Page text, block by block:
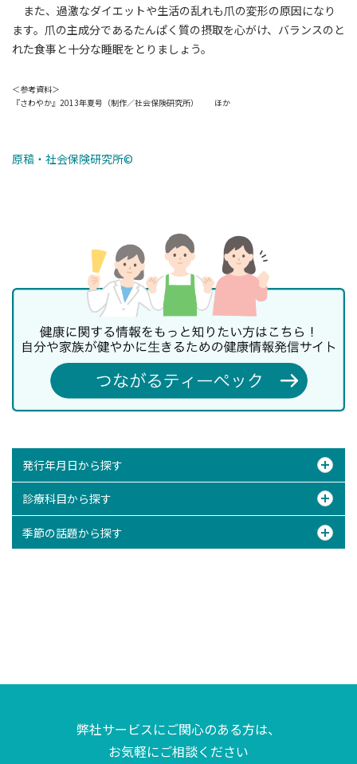
また、過激なダイエットや生活の乱れも爪の変形の原因になり
ます。爪の主成分であるたんぱく質の摂取を心がけ、バランスのと
れた食事と十分な睡眠をとりましょう。
＜参考資料＞
『さわやか』2013年夏号（制作／社会保険研究所） ほか
原稿・社会保険研究所©
発行年月日から探す
診療科目から探す
季節の話題から探す
弊社サービスにご関心のある方は、
お気軽にご相談ください